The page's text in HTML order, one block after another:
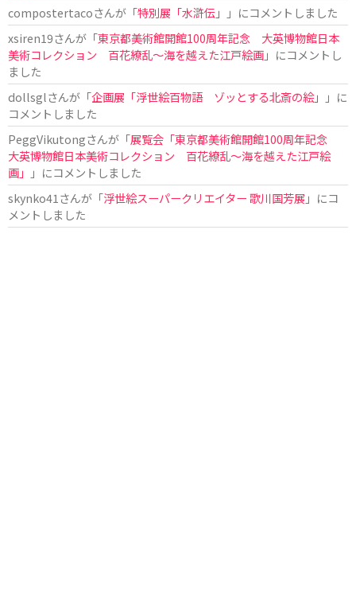
compostertacoさんが「特別展「水滸伝」
」にコメントしました
xsiren19さんが「東京都美術館開館100周年記念 大英博物館日本
美術コレクション 百花繚乱～海を越えた江戸絵画」にコメントし
ました
dollsglさんが「企画展「浮世絵百物語 ゾッとする北斎の絵」
」に
コメントしました
PeggVikutongさんが「展覧会「東京都美術館開館100周年記念
大英博物館日本美術コレクション 百花繚乱〜海を越えた江戸絵
画」
」にコメントしました
skynko41 さんが「浮世絵スーパークリエイター 歌川国芳展 」にコ
メントしました